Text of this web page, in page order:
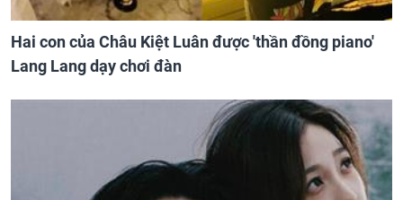
Hai con của Châu Kiệt Luân được 'thần đồng piano'
Lang Lang dạy chơi đàn